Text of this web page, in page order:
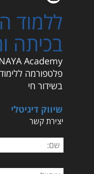
ללמוד
בכיתה
Academy
פלטפורמה
בשידור חי
שיווק דיגיטלי
יצירת קשר